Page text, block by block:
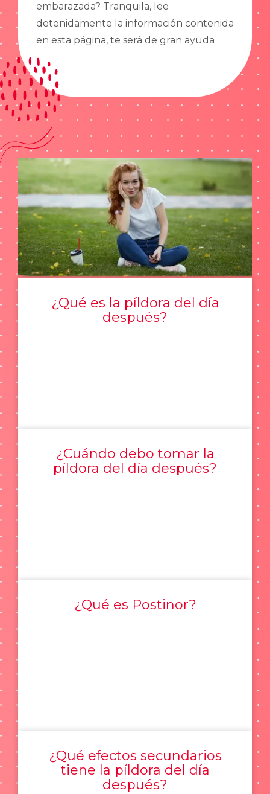
embarazada? Tranquila, lee
detenidamente la información contenida
en esta página, te será de gran ayuda
¿Qué es la píldora del día
después?
¿Cuándo debo tomar la
píldora del día después?
¿Qué es Postinor?
¿Qué efectos secundarios
tiene la píldora del día
después?